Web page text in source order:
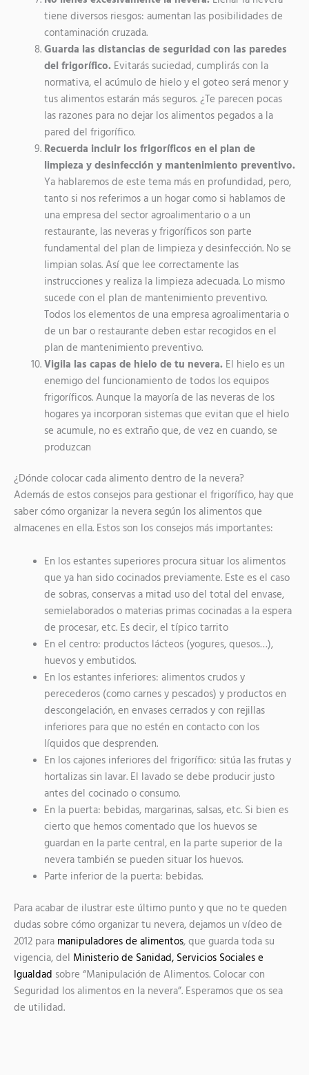
tiene diversos riesgos: aumentan las posibilidades de
contaminación cruzada.
Guarda las distancias de seguridad con las paredes
del frigorífico. Evitarás suciedad, cumplirás con la
normativa, el acúmulo de hielo y el goteo será menor y
tus alimentos estarán más seguros. ¿Te parecen pocas
las razones para no dejar los alimentos pegados a la
pared del frigorífico.
Recuerda incluir los frigoríficos en el plan de
limpieza y desinfección y mantenimiento preventivo.
Ya hablaremos de este tema más en profundidad, pero,
tanto si nos referimos a un hogar como si hablamos de
una empresa del sector agroalimentario o a un
restaurante, las neveras y frigoríficos son parte
fundamental del plan de limpieza y desinfección. No se
limpian solas. Así que lee correctamente las
instrucciones y realiza la limpieza adecuada. Lo mismo
sucede con el plan de mantenimiento preventivo.
Todos los elementos de una empresa agroalimentaria o
de un bar o restaurante deben estar recogidos en el
plan de mantenimiento preventivo.
Vigila las capas de hielo de tu nevera.El hielo es un
enemigo del funcionamiento de todos los equipos
frigoríficos. Aunque la mayoría de las neveras de los
hogares ya incorporan sistemas que evitan que el hielo
se acumule, no es extraño que, de vez en cuando, se
produzcan
¿Dónde colocar cada alimento dentro de la nevera?
Además de estos consejos para gestionar el frigorífico, hay que
saber cómo organizar la nevera según los alimentos que
almacenes en ella. Estos son los consejos más importantes:
En los estantes superiores procura situar los alimentos
que ya han sido cocinados previamente. Este es el caso
de sobras, conservas a mitad uso del total del envase,
semielaborados o materias primas cocinadas a la espera
de procesar, etc. Es decir, el típico tarrito
En el centro: productos lácteos (yogures, quesos…),
huevos y embutidos.
En los estantes inferiores: alimentos crudos y
perecederos (como carnes y pescados) y productos en
descongelación, en envases cerrados y con rejillas
inferiores para que no estén en contacto con los
líquidos que desprenden.
En los cajones inferiores del frigorífico: sitúa las frutas y
hortalizas sin lavar. El lavado se debe producir justo
antes del cocinado o consumo.
En la puerta: bebidas, margarinas, salsas, etc. Si bien es
cierto que hemos comentado que los huevos se
guardan en la parte central, en la parte superior de la
nevera también se pueden situar los huevos.
Parte inferior de la puerta: bebidas.
Para acabar de ilustrar este último punto y que no te queden
dudas sobre cómo organizar tu nevera, dejamos un vídeo de
2012 para manipuladores de alimentos, que guarda toda su
vigencia, del Ministerio de Sanidad, Servicios Sociales e
Igualdad sobre “Manipulación de Alimentos. Colocar con
Seguridad los alimentos en la nevera”. Esperamos que os sea
de utilidad.